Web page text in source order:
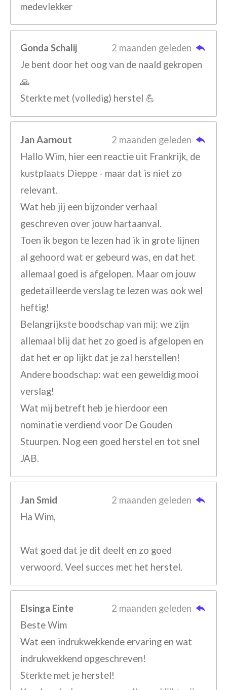
medevlekker
Gonda Schalij
2 maanden geleden
Je bent door het oog van de naald gekropen
🙏
Sterkte met (volledig) herstel 💪
Jan Aarnout
2 maanden geleden
Hallo Wim, hier een reactie uit Frankrijk, de
kustplaats Dieppe - maar dat is niet zo
relevant.
Wat heb jij een bijzonder verhaal
geschreven over jouw hartaanval.
Toen ik begon te lezen had ik in grote lijnen
al gehoord wat er gebeurd was, en dat het
allemaal goed is afgelopen. Maar om jouw
gedetailleerde verslag te lezen was ook wel
heftig!
Belangrijkste boodschap van mij: we zijn
allemaal blij dat het zo goed is afgelopen en
dat het er op lijkt dat je zal herstellen!
Andere boodschap: wat een geweldig mooi
verslag!
Wat mij betreft heb je hierdoor een
nominatie verdiend voor De Gouden
Stuurpen. Nog een goed herstel en tot snel
JAB.
Jan Smid
2 maanden geleden
Ha Wim,
Wat goed dat je dit deelt en zo goed
verwoord. Veel succes met het herstel.
Elsinga Einte
2 maanden geleden
Beste Wim
Wat een indrukwekkende ervaring en wat
indrukwekkend opgeschreven!
Sterkte met je herstel!